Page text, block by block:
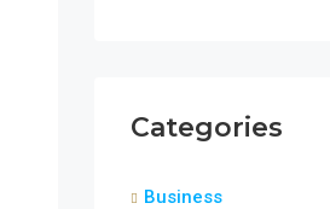
Categories
Business